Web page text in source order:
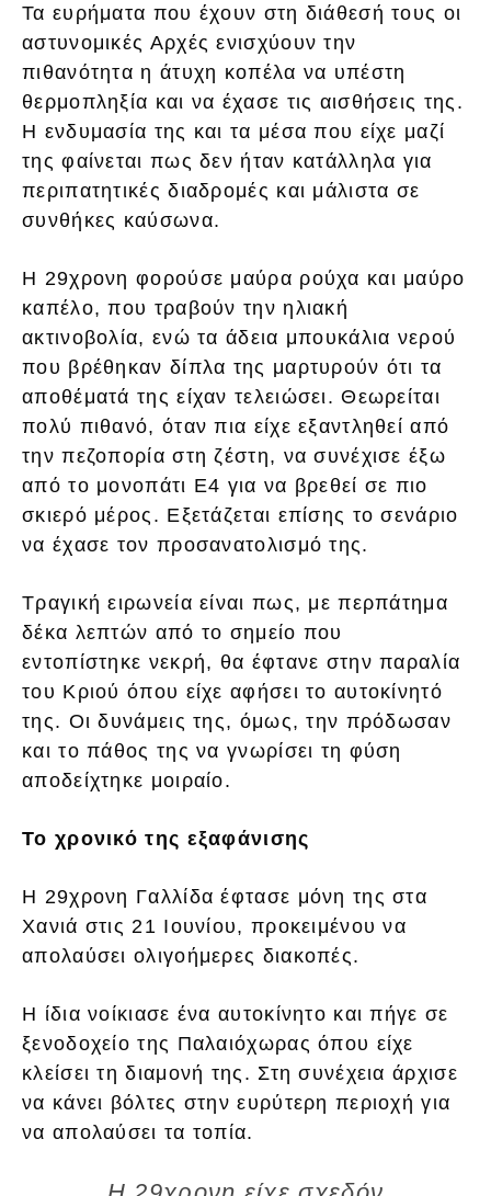
Τα ευρήματα που έχουν στη διάθεσή τους οι
αστυνομικές Αρχές ενισχύουν την
πιθανότητα η άτυχη κοπέλα να υπέστη
θερμοπληξία και να έχασε τις αισθήσεις της.
Η ενδυμασία της και τα μέσα που είχε μαζί
της φαίνεται πως δεν ήταν κατάλληλα για
περιπατητικές διαδρομές και μάλιστα σε
συνθήκες καύσωνα.
Η 29χρονη φορούσε μαύρα ρούχα και μαύρο
καπέλο, που τραβούν την ηλιακή
ακτινοβολία, ενώ τα άδεια μπουκάλια νερού
που βρέθηκαν δίπλα της μαρτυρούν ότι τα
αποθέματά της είχαν τελειώσει. Θεωρείται
πολύ πιθανό, όταν πια είχε εξαντληθεί από
την πεζοπορία στη ζέστη, να συνέχισε έξω
από το μονοπάτι Ε4 για να βρεθεί σε πιο
σκιερό μέρος. Εξετάζεται επίσης το σενάριο
να έχασε τον προσανατολισμό της.
Τραγική ειρωνεία είναι πως, με περπάτημα
δέκα λεπτών από το σημείο που
εντοπίστηκε νεκρή, θα έφτανε στην παραλία
του Κριού όπου είχε αφήσει το αυτοκίνητό
της. Οι δυνάμεις της, όμως, την πρόδωσαν
και το πάθος της να γνωρίσει τη φύση
αποδείχτηκε μοιραίο.
Το χρονικό της εξαφάνισης
Η 29χρονη Γαλλίδα έφτασε μόνη της στα
Χανιά στις 21 Ιουνίου, προκειμένου να
απολαύσει ολιγοήμερες διακοπές.
Η ίδια νοίκιασε ένα αυτοκίνητο και πήγε σε
ξενοδοχείο της Παλαιόχωρας όπου είχε
κλείσει τη διαμονή της. Στη συνέχεια άρχισε
να κάνει βόλτες στην ευρύτερη περιοχή για
να απολαύσει τα τοπία.